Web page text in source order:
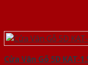
Cửa Vân Gỗ 5D KAT-